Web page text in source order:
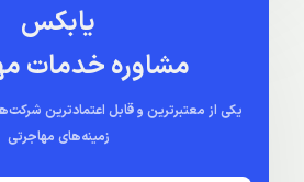
یابکس
مشاوره خدمات
یکی از معتبرترین و قابل اعتمادترین
زمینه‌های مهاجرتی